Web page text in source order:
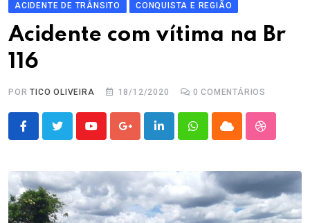
ACIDENTE DE TRÂNSITO CONQUISTA E REGIÃO
Acidente com vítima na Br
116
PORTICO OLIVEIRA 18/12/2020 0 COMENTÁRIOS
YoutubeGoogle+LinkedInWhatsappCloud